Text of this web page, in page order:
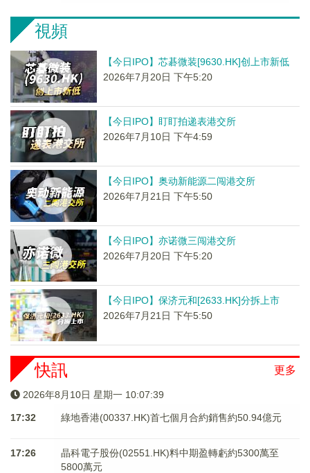
視頻
【今日IPO】芯碁微装[9630.HK]创上市新低
2026年7月20日 下午5:20
【今日IPO】盯盯拍递表港交所
2026年7月10日 下午4:59
【今日IPO】奥动新能源二闯港交所
2026年7月21日 下午5:50
【今日IPO】亦诺微三闯港交所
2026年7月20日 下午5:20
【今日IPO】保济元和[2633.HK]分拆上市
2026年7月21日 下午5:50
更多
快訊
2026年8月10日 星期一 10:07:39
17:32 綠地香港(00337.HK)首七個月合約銷售約50.94億元
17:26
晶科電子股份(02551.HK)料中期盈轉虧約5300萬至
5800萬元